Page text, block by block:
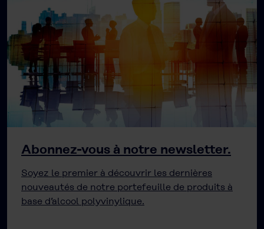
Abonnez-vous à notre newsletter.
Soyez le premier à découvrir les dernières
nouveautés de notre portefeuille de produits à
base d’alcool polyvinylique.